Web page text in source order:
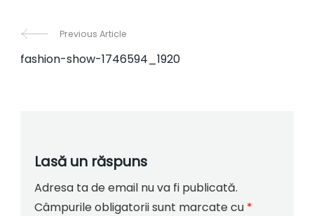
Post
Navigation
Previous Article
fashion-show-1746594_1920
Lasă un răspuns
Adresa ta de email nu va fi publicată.
Câmpurile obligatorii sunt marcate cu *